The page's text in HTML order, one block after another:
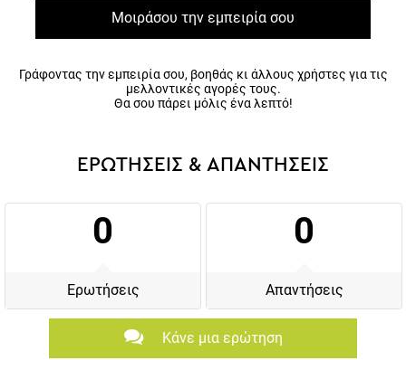
Μοιράσου την εμπειρία σου
Γράφοντας την εμπειρία σου, βοηθάς κι άλλους χρήστες για τις
μελλοντικές αγορές τους.
Θα σου πάρει μόλις ένα λεπτό!
ΕΡΩΤΗΣΕΙΣ & ΑΠΑΝΤΗΣΕΙΣ
0
Ερωτήσεις
0
Απαντήσεις
Κάνε μια ερώτηση